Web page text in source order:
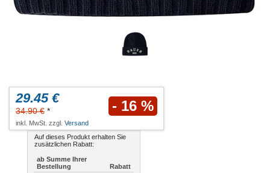
29.45 €
34.90 € * - 16 %
inkl. MwSt. zzgl. Versand
Auf dieses Produkt erhalten Sie
zusätzlichen Rabatt:
ab Summe Ihrer
Bestellung
Rabatt